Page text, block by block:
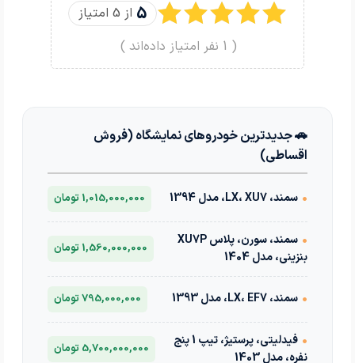
5 از 5 امتیاز
(
1 نفر امتیاز داده‌اند )
🚗 جدیدترین خودروهای نمایشگاه (فروش
اقساطی)
• سمند، LX، XU7، مدل 1394 1,015,000,000 تومان
•
سمند، سورن، پلاس XU7P
بنزینی، مدل 1404
1,560,000,000 تومان
• سمند، LX، EF7، مدل 1393 795,000,000 تومان
•
فیدلیتی، پرستیژ، تیپ 1 پنج
نفره، مدل 1403
5,700,000,000 تومان